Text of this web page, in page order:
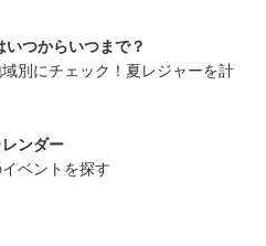
つからいつまで？
別にチェック！夏レジャーを計
ンダー
ベントを探す